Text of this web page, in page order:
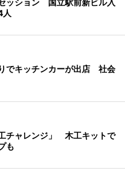
ッション 国立駅前新ビル入
人
でキッチンカーが出店 社会
チャレンジ」 木工キットで
も